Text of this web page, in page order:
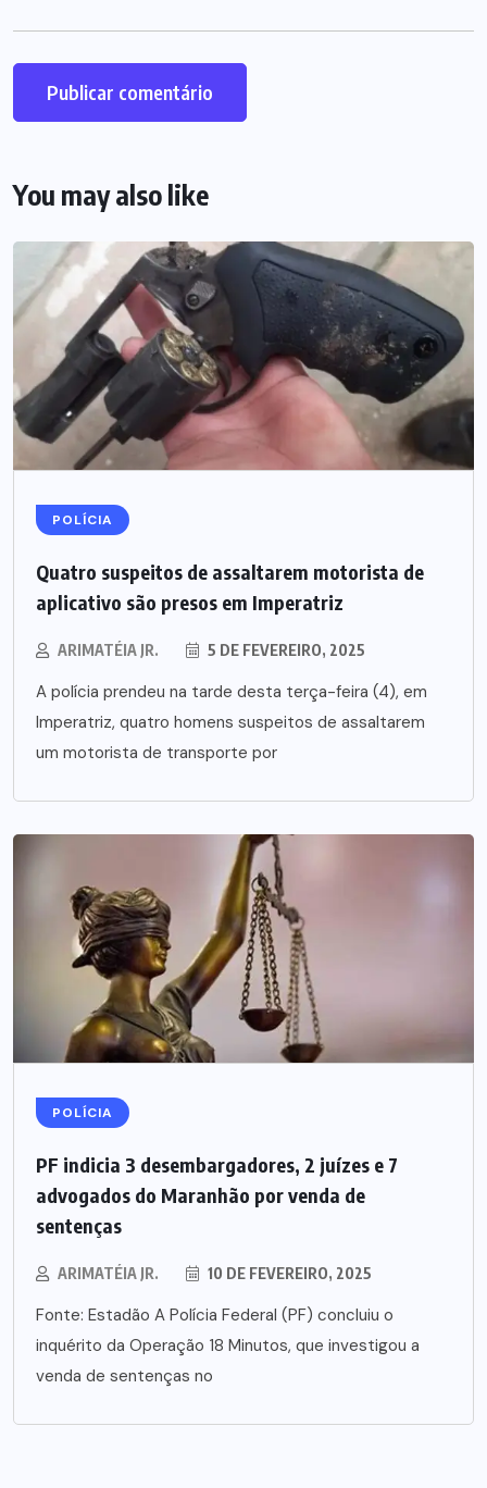
You may also like
POLÍCIA
Quatro suspeitos de assaltarem motorista de
aplicativo são presos em Imperatriz
ARIMATÉIA JR. 5 DE FEVEREIRO, 2025
A polícia prendeu na tarde desta terça-feira (4), em
Imperatriz, quatro homens suspeitos de assaltarem
um motorista de transporte por
POLÍCIA
PF indicia 3 desembargadores, 2 juízes e 7
advogados do Maranhão por venda de
sentenças
ARIMATÉIA JR. 10 DE FEVEREIRO, 2025
Fonte: Estadão A Polícia Federal (PF) concluiu o
inquérito da Operação 18 Minutos, que investigou a
venda de sentenças no